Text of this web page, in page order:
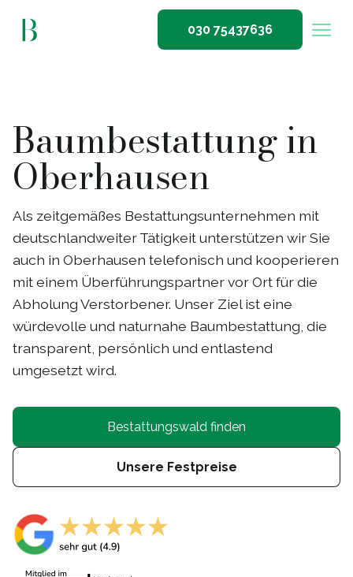
030 75437636
Baumbestattung in
Oberhausen
Als zeitgemäßes Bestattungsunternehmen mit
deutschlandweiter Tätigkeit unterstützen wir Sie
auch in Oberhausen telefonisch und kooperieren
mit einem Überführungspartner vor Ort für die
Abholung Verstorbener. Unser Ziel ist eine
würdevolle und naturnahe Baumbestattung, die
transparent, persönlich und entlastend
umgesetzt wird.
Bestattungswald finden
Unsere Festpreise